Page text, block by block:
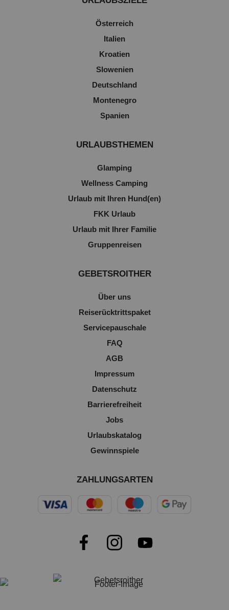
Österreich
Italien
Kroatien
Slowenien
Deutschland
Montenegro
Spanien
URLAUBSTHEMEN
Glamping
Wellness Camping
Urlaub mit Ihren Hund(en)
FKK Urlaub
Urlaub mit Ihrer Familie
Gruppenreisen
GEBETSROITHER
Über uns
Reiserücktrittspaket
Servicepauschale
FAQ
AGB
Impressum
Datenschutz
Barrierefreiheit
Jobs
Urlaubskatalog
Gewinnspiele
ZAHLUNGSARTEN